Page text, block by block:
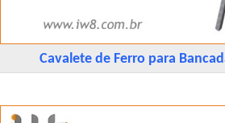
Cavalete de Ferro para